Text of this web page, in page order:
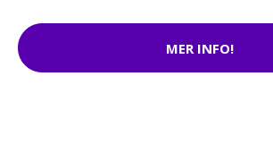
MER INFO!